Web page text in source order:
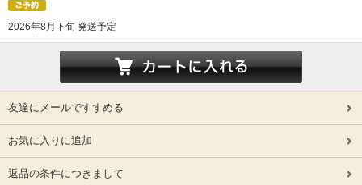
2026年8月下旬 発送予定
友達にメールですすめる
お気に入りに追加
返品の条件につきまして